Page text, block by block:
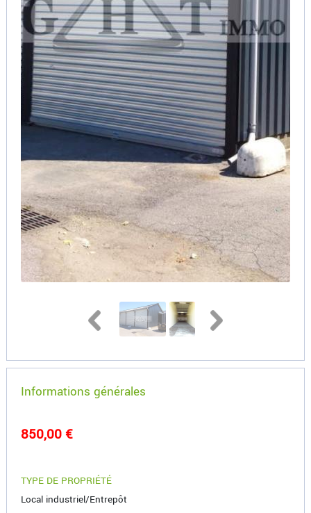
Informations générales
850,00 €
TYPE DE PROPRIÉTÉ
Local industriel/Entrepôt